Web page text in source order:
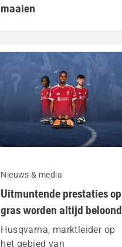
maaien
Nieuws & media
Uitmuntende prestaties op
gras worden altijd beloond
Husqvarna, marktleider op
het gebied van